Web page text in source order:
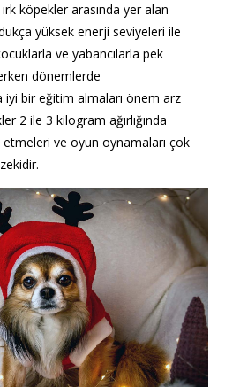
köpekler arasında yer alan
yüksek enerji seviyeleri ile
ve yabancılarla pek
dönemlerde
iyi bir eğitim almaları önem arz
2 ile 3 kilogram ağırlığında
ve oyun oynamaları çok